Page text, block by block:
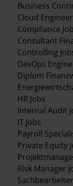
Business
Cloud
Compliance
Consultant
Controlling
DevOps
Diplom
HR Jobs
Internal Audit
IT Jobs
Payroll
Private Equity
Risk Manager